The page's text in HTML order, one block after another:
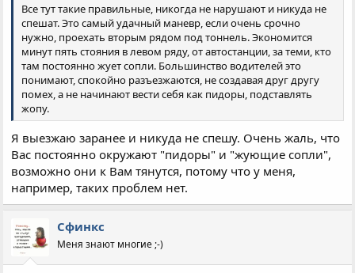
Все тут такие правильные, никогда не нарушают и никуда не
спешат. Это самый удачный маневр, если очень срочно
нужно, проехать вторым рядом под тоннель. Экономится
минут пять стояния в левом ряду, от автостанции, за теми, кто
там постоянно жует сопли. Большинство водителей это
понимают, спокойно разъезжаются, не создавая друг другу
помех, а не начинают вести себя как пидоры, подставлять
жопу.
Я выезжаю заранее и никуда не спешу. Очень жаль, что
Вас постоянно окружают "пидоры" и "жующие сопли",
возможно они к Вам тянутся, потому что у меня,
например, таких проблем нет.
Сфинкс
Меня знают многие ;-)